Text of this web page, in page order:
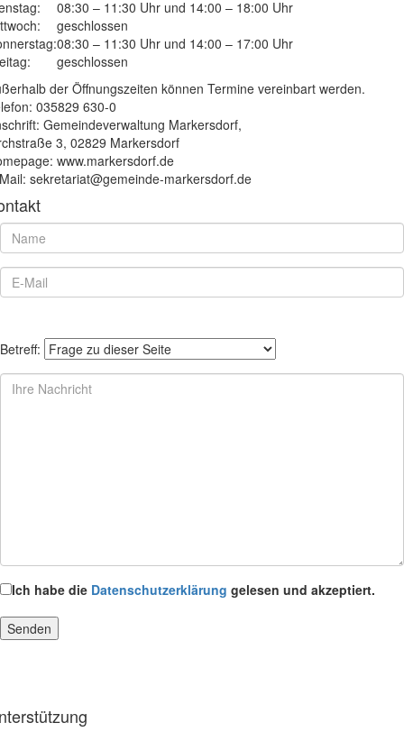
08:30 – 11:30 Uhr und 14:00 – 18:00 Uhr
geschlossen
08:30 – 11:30 Uhr und 14:00 – 17:00 Uhr
geschlossen
der Öffnungszeiten können Termine vereinbart werden.
035829 630-0
Gemeindeverwaltung Markersdorf,
3, 02829 Markersdorf
www.markersdorf.de
sekretariat@gemeinde-markersdorf.de
Betreff:
Ich habe die Datenschutzerklärung gelesen und akzeptiert.